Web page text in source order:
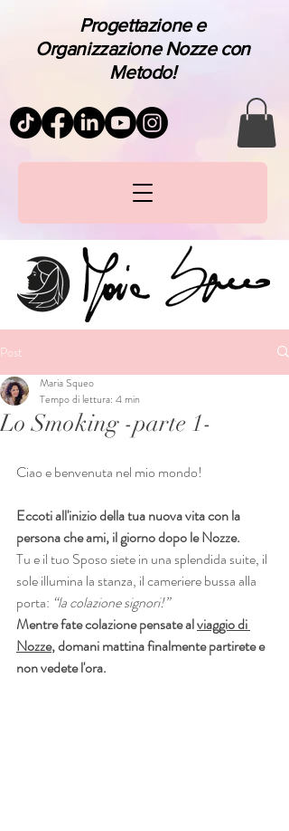
Progettazione e
Organizzazione Nozze con
Metodo!
Post
Lo Smoking -parte 1-
Maria Squeo
Tempo di lettura: 4 min
Ciao e benvenuta nel mio mondo!
Eccoti all'inizio della tua nuova vita con la
persona che ami, il giorno dopo le Nozze.
Tu e il tuo Sposo siete in una splendida suite, il
sole illumina la stanza, il cameriere bussa alla
porta: “la colazione signori!”
Mentre fate colazione pensate al viaggio di
Nozze, domani mattina finalmente partirete e
non vedete l'ora.